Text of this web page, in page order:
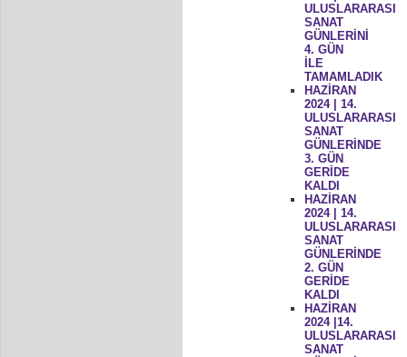
ULUSLARARASI
SANAT
GÜNLERİNİ
4. GÜN
İLE
TAMAMLADIK
HAZİRAN
2024 | 14.
ULUSLARARASI
SANAT
GÜNLERİNDE
3. GÜN
GERİDE
KALDI
HAZİRAN
2024 | 14.
ULUSLARARASI
SANAT
GÜNLERİNDE
2. GÜN
GERİDE
KALDI
HAZİRAN
2024 |14.
ULUSLARARASI
SANAT